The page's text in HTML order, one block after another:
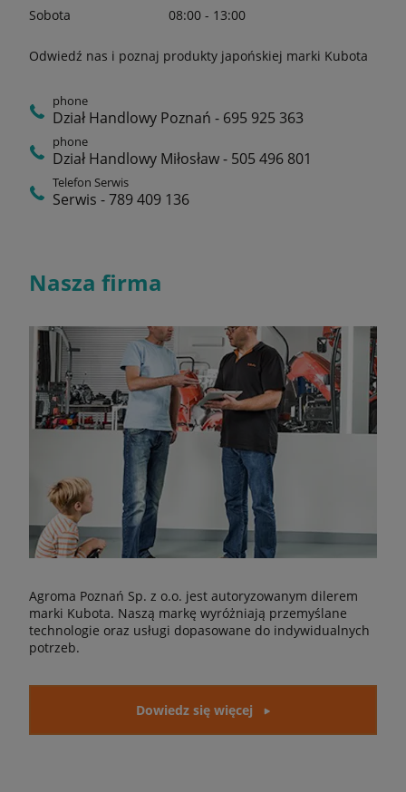
Sobota
08:00 - 13:00
Odwiedź nas i poznaj produkty japońskiej marki Kubota
phone
Dział Handlowy Poznań - 695 925 363
phone
Dział Handlowy Miłosław - 505 496 801
Telefon Serwis
Serwis - 789 409 136
Nasza firma
Agroma Poznań Sp. z o.o. jest autoryzowanym dilerem
marki Kubota. Naszą markę wyróżniają przemyślane
technologie oraz usługi dopasowane do indywidualnych
potrzeb.
Dowiedz się więcej